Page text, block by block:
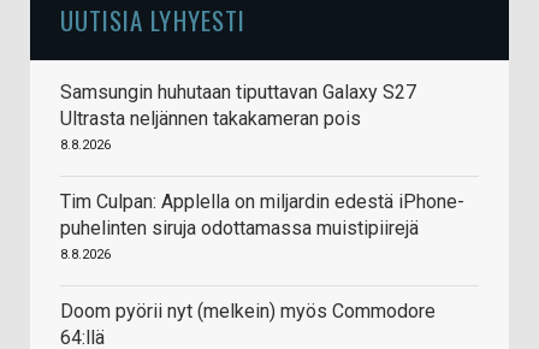
UUTISIA LYHYESTI
Samsungin huhutaan tiputtavan Galaxy S27
Ultrasta neljännen takakameran pois
8.8.2026
Tim Culpan: Applella on miljardin edestä iPhone-
puhelinten siruja odottamassa muistipiirejä
8.8.2026
Doom pyörii nyt (melkein) myös Commodore
64:llä